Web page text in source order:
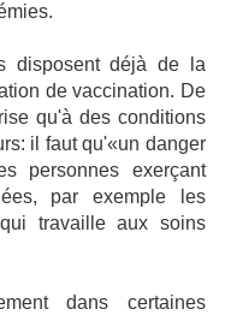
disposent déjà de la
de vaccination. De
qu'à des conditions
il faut qu'«un danger
personnes exerçant
par exemple les
travaille aux soins
dans certaines